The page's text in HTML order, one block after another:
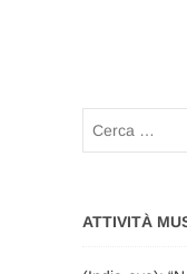
ATTIVITÀ